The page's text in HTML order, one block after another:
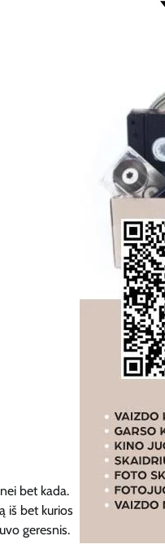
bet kada.
iš bet kurios
geresnis.